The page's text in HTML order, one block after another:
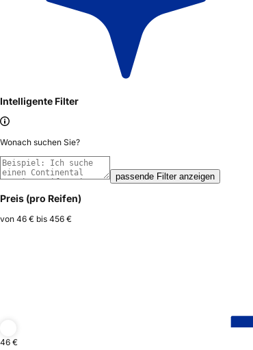
Intelligente Filter
Wonach suchen Sie?
passende Filter anzeigen
Preis (pro Reifen)
von 46 € bis 456 €
46 €